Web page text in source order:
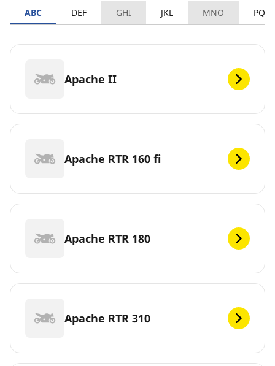
ABC DEF GHI JKL MNO PQRS
Apache II
Apache RTR 160 fi
Apache RTR 180
Apache RTR 310